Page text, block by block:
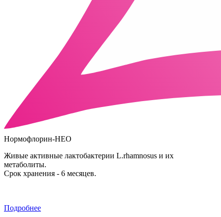
Нормофлорин-НЕО
Живые активные лактобактерии L.rhamnosus и их
метаболиты.
Срок хранения - 6 месяцев.
Подробнее